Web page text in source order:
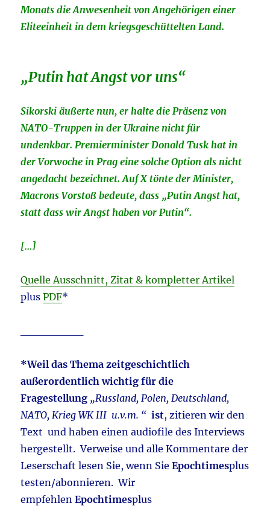
Monats die Anwesenheit von Angehörigen einer
Eliteeinheit in dem kriegsgeschüttelten Land.
„Putin hat Angst vor uns“
Sikorski äußerte nun, er halte die Präsenz von
NATO-Truppen in der Ukraine nicht für
undenkbar. Premierminister Donald Tusk hat in
der Vorwoche in Prag eine solche Option als nicht
angedacht bezeichnet. Auf X tönte der Minister,
Macrons Vorstoß bedeute, dass „Putin Angst hat,
statt dass wir Angst haben vor Putin“.
[…]
Quelle Ausschnitt, Zitat & kompletter Artikel
plusPDF*
*Weil das Thema zeitgeschichtlich
außerordentlich wichtig für die
Fragestellung „Russland, Polen, Deutschland,
NATO, Krieg WK III u.v.m. “ ist, zitieren wir den
Text und haben einen audiofile des Interviews
hergestellt. Verweise und alle Kommentare der
Leserschaft lesen Sie, wenn SieEpochtimesplus
testen/abonnieren. Wir
empfehlenEpochtimesplus